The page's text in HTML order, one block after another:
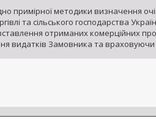
примірної методики визначення
та сільського господарства
отриманих комерційних
видатків Замовника та